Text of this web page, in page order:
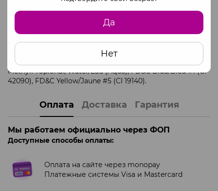
Да
Нет
chloride), Sodium Lauryl Sulfate, Sodium
DodecylBenzeneSulfonate, Sodium Sulfate, Fragrance
(Parfum), Calcium Silicate , Glycerin/Glycerine, Safflower
Oil/Huile de carthame (Carthamus tinctorius oil),Almond
Oil/Huile d'amande (Prunus amygdalus dulcis oil), Amyl
Cinnamal, Benzyl Salicylate, Linalool, Benzyl Benzoate,
Geraniol, Hexyl Cinnamaldehyde,D-Limonene,ButylPhenyl
MethylPropional, Water/Eau (Aqua), FD&C Blue/Bleu #1 (CI
42090), FD&C Yellow/Jaune #5 (CI 19140).
Оплата Доставка Гарантия
Мы работаем официально через ФОП
Доступные способы оплаты:
Оплата на сайте через monopay
Платежные системы Visa и Mastercard